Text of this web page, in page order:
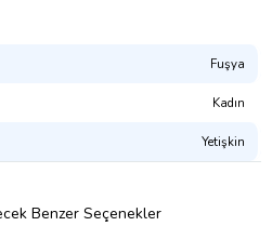
Fuşya
Kadın
Yetişkin
Benzer Seçenekler